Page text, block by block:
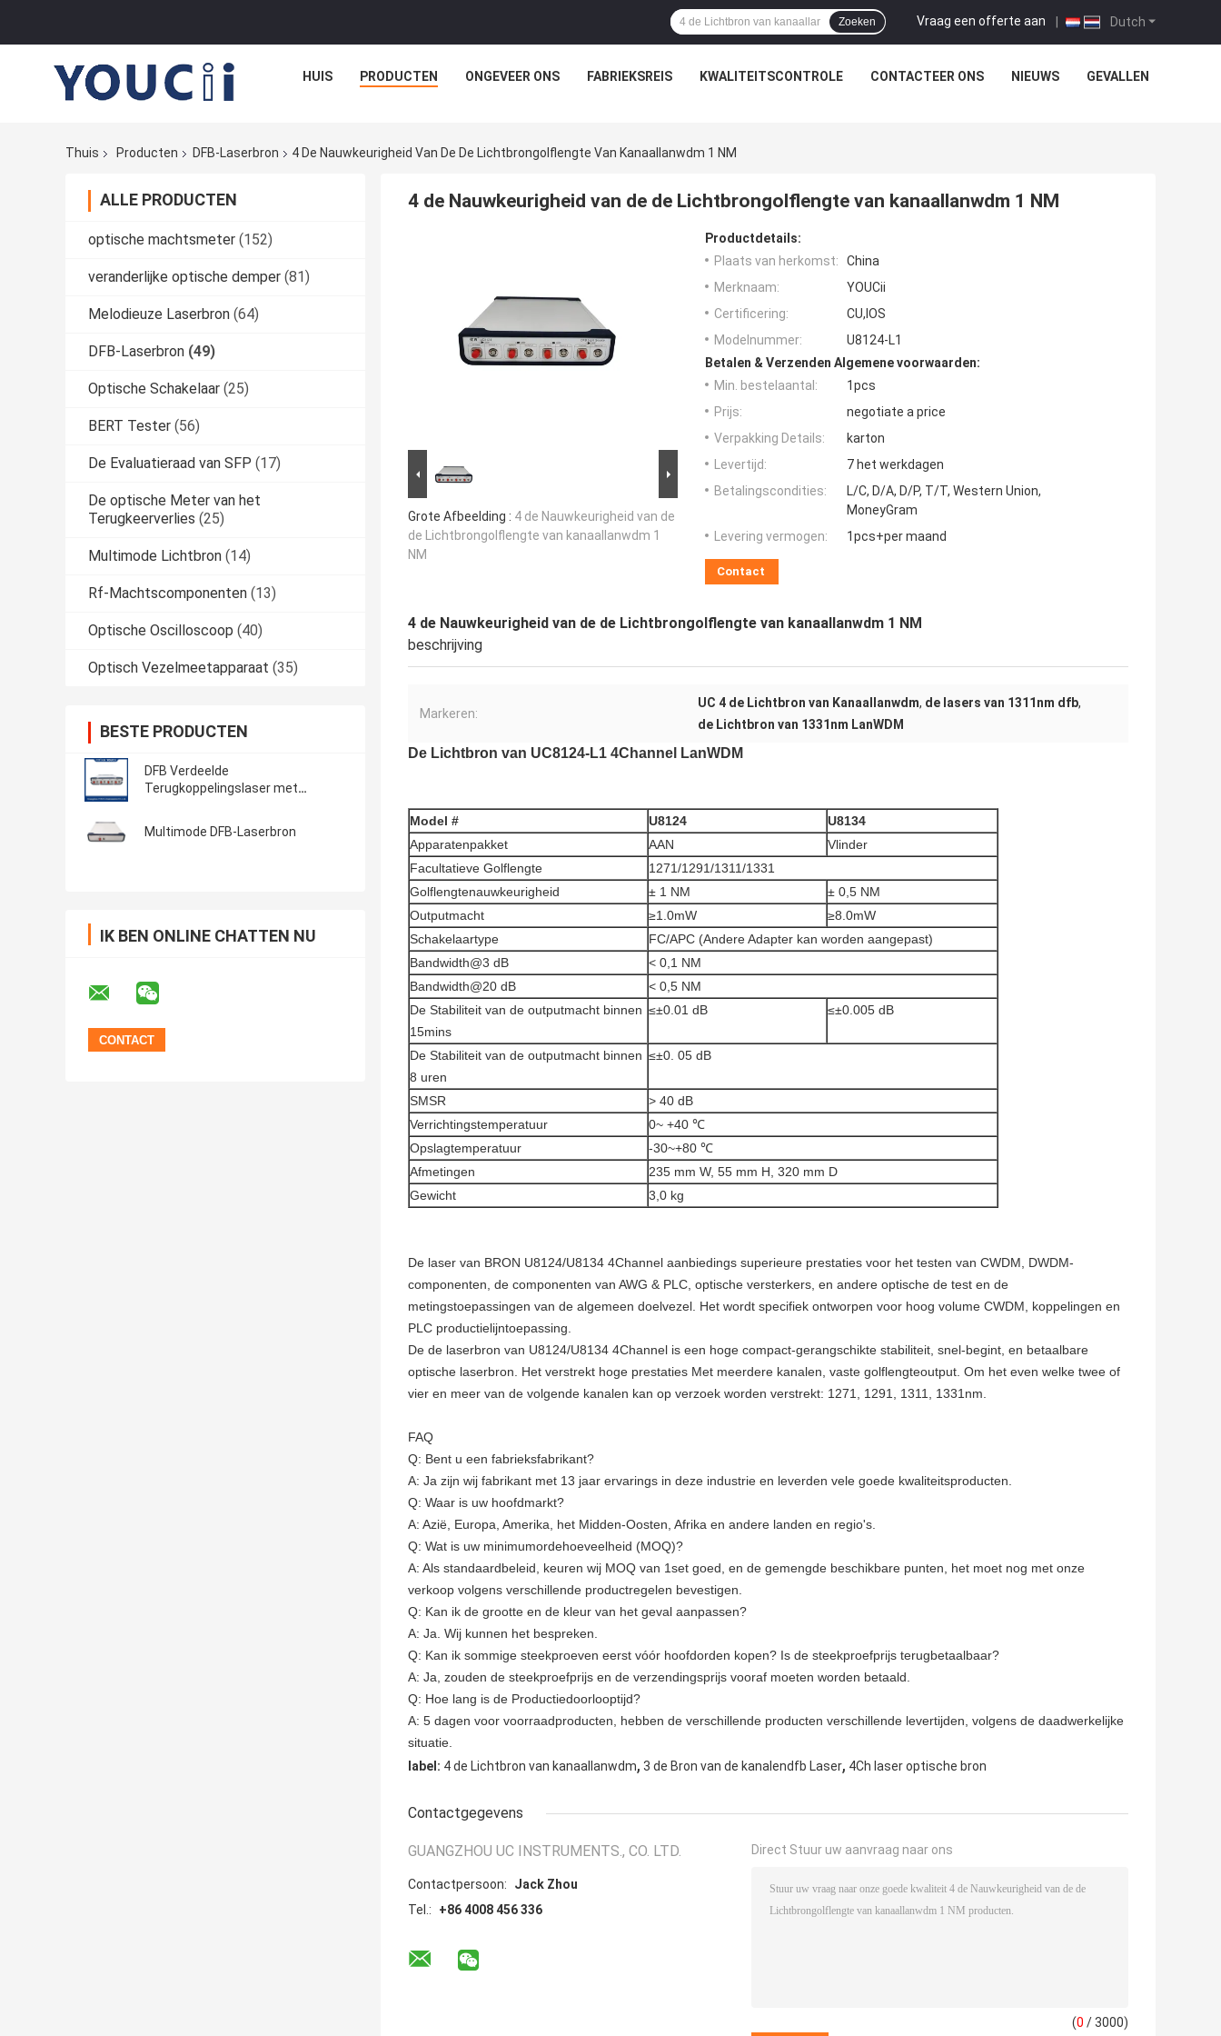
Dutch
Vraag een offerte aan |
Zoeken
HUIS PRODUCTEN ONGEVEER ONS FABRIEKSREIS KWALITEITSCONTROLE CONTACTEER ONS NIEUWS GEVALLEN
Thuis Producten DFB-Laserbron 4 De Nauwkeurigheid Van De De Lichtbrongolflengte Van Kanaallanwdm 1 NM
ALLE PRODUCTEN
optische machtsmeter (152)
veranderlijke optische demper (81)
Melodieuze Laserbron (64)
DFB-Laserbron (49)
Optische Schakelaar (25)
BERT Tester (56)
De Evaluatieraad van SFP (17)
De optische Meter van het
Terugkeerverlies (25)
Multimode Lichtbron (14)
Rf-Machtscomponenten (13)
Optische Oscilloscoop (40)
Optisch Vezelmeetapparaat (35)
BESTE PRODUCTEN
DFB Verdeelde
Terugkoppelingslaser met
Multimode DFB-Laserbron
IK BEN ONLINE CHATTEN NU
4 de Nauwkeurigheid van de de Lichtbrongolflengte van kanaallanwdm 1 NM
Grote Afbeelding : 4 de Nauwkeurigheid van de
de Lichtbrongolflengte van kanaallanwdm 1
NM
Productdetails:
Plaats van herkomst:
China
Merknaam:
YOUCii
Certificering:
CU,IOS
Modelnummer:
U8124-L1
Betalen & Verzenden Algemene voorwaarden:
Min. bestelaantal:
1pcs
Prijs:
negotiate a price
Verpakking Details:
karton
Levertijd:
7 het werkdagen
Betalingscondities:
L/C, D/A, D/P, T/T, Western Union,
MoneyGram
Levering vermogen:
1pcs+per maand
Contact
4 de Nauwkeurigheid van de de Lichtbrongolflengte van kanaallanwdm 1 NM
beschrijving
Markeren:
UC 4 de Lichtbron van Kanaallanwdm, de lasers van 1311nm dfb,
de Lichtbron van 1331nm LanWDM
De Lichtbron van UC8124-L1 4Channel LanWDM
Model # U8124
U8134
Apparatenpakket
AAN
Vlinder
Facultatieve Golflengte
1271/1291/1311/1331
Golflengtenauwkeurigheid
± 1 NM
± 0,5 NM
Outputmacht
≥1.0mW
≥8.0mW
Schakelaartype
FC/APC (Andere Adapter kan worden aangepast)
Bandwidth@3 dB
< 0,1 NM
Bandwidth@20 dB
< 0,5 NM
De Stabiliteit van de outputmacht binnen
15mins
≤±0.01 dB ≤±0.005 dB
De Stabiliteit van de outputmacht binnen
8 uren
≤±0. 05 dB
SMSR
> 40 dB
Verrichtingstemperatuur
0~ +40 ℃
Opslagtemperatuur
-30~+80 ℃
Afmetingen
235 mm W, 55 mm H, 320 mm D
Gewicht
3,0 kg
De laser van BRON U8124/U8134 4Channel aanbiedings superieure prestaties voor het testen van CWDM, DWDM-
componenten, de componenten van AWG & PLC, optische versterkers, en andere optische de test en de
metingstoepassingen van de algemeen doelvezel. Het wordt specifiek ontworpen voor hoog volume CWDM, koppelingen en
PLC productielijntoepassing.
De de laserbron van U8124/U8134 4Channel is een hoge compact-gerangschikte stabiliteit, snel-begint, en betaalbare
optische laserbron. Het verstrekt hoge prestaties Met meerdere kanalen, vaste golflengteoutput. Om het even welke twee of
vier en meer van de volgende kanalen kan op verzoek worden verstrekt: 1271, 1291, 1311, 1331nm.
FAQ
Q: Bent u een fabrieksfabrikant?
A: Ja zijn wij fabrikant met 13 jaar ervarings in deze industrie en leverden vele goede kwaliteitsproducten.
Q: Waar is uw hoofdmarkt?
A: Azië, Europa, Amerika, het Midden-Oosten, Afrika en andere landen en regio's.
Q: Wat is uw minimumordehoeveelheid (MOQ)?
A: Als standaardbeleid, keuren wij MOQ van 1set goed, en de gemengde beschikbare punten, het moet nog met onze
verkoop volgens verschillende productregelen bevestigen.
Q: Kan ik de grootte en de kleur van het geval aanpassen?
A: Ja. Wij kunnen het bespreken.
Q: Kan ik sommige steekproeven eerst vóór hoofdorden kopen? Is de steekproefprijs terugbetaalbaar?
A: Ja, zouden de steekproefprijs en de verzendingsprijs vooraf moeten worden betaald.
Q: Hoe lang is de Productiedoorlooptijd?
A: 5 dagen voor voorraadproducten, hebben de verschillende producten verschillende levertijden, volgens de daadwerkelijke
situatie.
label: 4 de Lichtbron van kanaallanwdm, 3 de Bron van de kanalendfb Laser, 4Ch laser optische bron
Contactgegevens
GUANGZHOU UC INSTRUMENTS., CO. LTD.
Contactpersoon:
Jack Zhou
Tel.:
+86 4008 456 336
Direct Stuur uw aanvraag naar ons
(0 / 3000)